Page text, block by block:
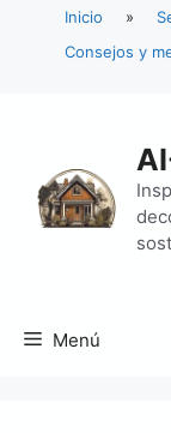
Inicio »
Consejos y
contenido
Menú